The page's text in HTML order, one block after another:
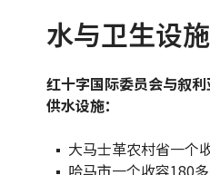
水与卫生设施
红十字国际委员会与叙
供水设施：
大马士革农村省一个